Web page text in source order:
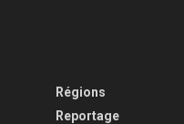
Régions
Reportage